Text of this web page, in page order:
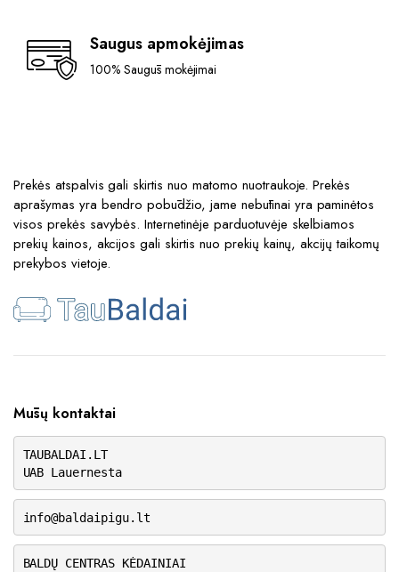
Saugus apmokėjimas
100% Saugūs mokėjimai
Prekės atspalvis gali skirtis nuo matomo nuotraukoje. Prekės
aprašymas yra bendro pobūdžio, jame nebūtinai yra paminėtos
visos prekės savybės. Internetinėje parduotuvėje skelbiamos
prekių kainos, akcijos gali skirtis nuo prekių kainų, akcijų taikomų
prekybos vietoje.
Mūsų kontaktai
TAUBALDAI.LT
UAB Lauernesta
info@baldaipigu.lt
BALDŲ CENTRAS KĖDAINIAI